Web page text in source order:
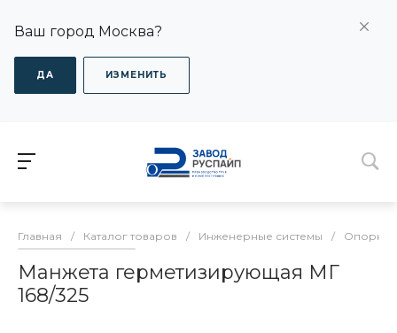
Ваш город Москва?
ДА ИЗМЕНИТЬ
Главная / Каталог товаров / Инженерные системы / Опорно-
Манжета герметизирующая МГ
168/325